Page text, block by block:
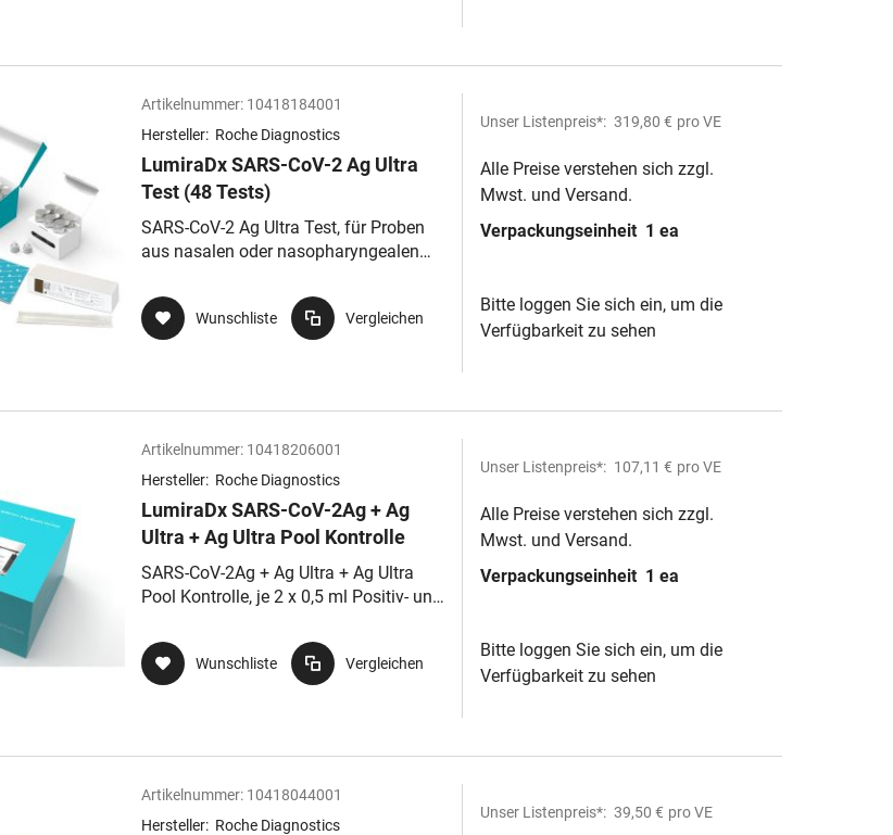
Artikelnummer: 10418184001
Hersteller: Roche Diagnostics
LumiraDx SARS-CoV-2 Ag Ultra
Test (48 Tests)
SARS-CoV-2 Ag Ultra Test, für Proben
aus nasalen oder nasopharyngealen
Wunschliste Vergleichen
Unser Listenpreis*: 319,80 € pro VE
Alle Preise verstehen sich zzgl.
Mwst. und Versand.
Verpackungseinheit 1 ea
Bitte loggen Sie sich ein, um die
Verfügbarkeit zu sehen
Artikelnummer: 10418206001
Hersteller: Roche Diagnostics
LumiraDx SARS-CoV-2Ag + Ag
Ultra + Ag Ultra Pool Kontrolle
SARS-CoV-2Ag + Ag Ultra + Ag Ultra
Pool Kontrolle, je 2 x 0,5 ml Positiv- und
µl
Wunschliste Vergleichen
Unser Listenpreis*: 107,11 € pro VE
Alle Preise verstehen sich zzgl.
Mwst. und Versand.
Verpackungseinheit 1 ea
Bitte loggen Sie sich ein, um die
Verfügbarkeit zu sehen
Artikelnummer: 10418044001
Hersteller: Roche Diagnostics
Unser Listenpreis*: 39,50 € pro VE